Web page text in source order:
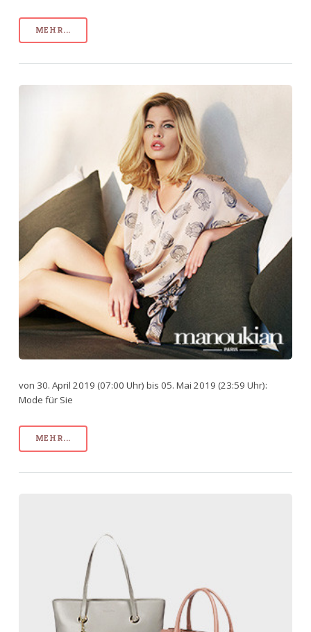
MEHR...
von 30. April 2019 (07:00 Uhr) bis 05. Mai 2019 (23:59 Uhr):
Mode für Sie
MEHR...